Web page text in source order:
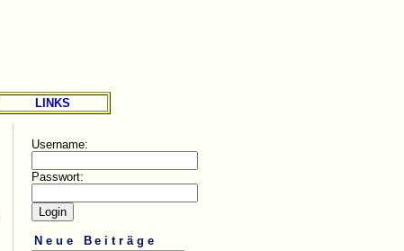
LINKS
Username:
Passwort:
Neue Beiträge